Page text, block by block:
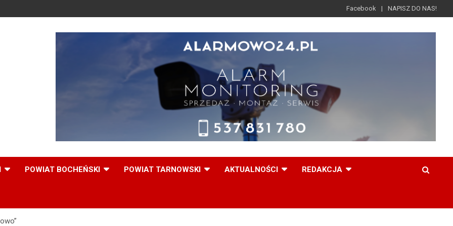
Facebook NAPISZ DO NAS!
POWIAT BOCHEŃSKI POWIAT TARNOWSKI AKTUALNOŚCI REDAKCJA